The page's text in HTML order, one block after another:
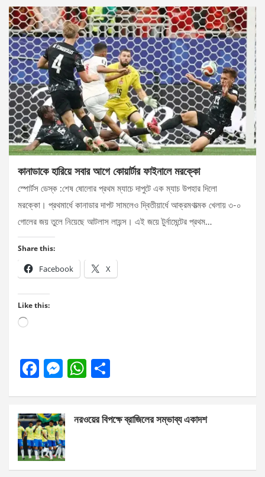
কানাডাকে হারিয়ে সবার আগে কোয়ার্টার ফাইনালে মরক্কো
স্পোর্টস ডেস্ক :শেষ ষোলোর প্রথম ম্যাচে দাপুটে এক ম্যাচ উপহার দিলো
মরক্কো। প্রথমার্ধে কানাডার দাপট সামলেও দ্বিতীয়ার্ধে আক্রমণাত্মক খেলায় ৩-০
গোলের জয় তুলে নিয়েছে আটলাস লায়ন্স। এই জয়ে টুর্নামেন্টের প্রথম…
Share this:
Facebook X
Like this:
Loading…
F
b
o
o
M
n
g
er
W
s
e
নরওয়ের বিপক্ষে ব্রাজিলের সম্ভাব্য একাদশ